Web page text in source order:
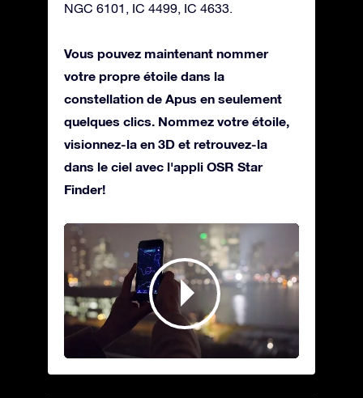
NGC 6101, IC 4499, IC 4633.
Vous pouvez maintenant nommer
votre propre étoile dans la
constellation de Apus en seulement
quelques clics. Nommez votre étoile,
visionnez-la en 3D et retrouvez-la
dans le ciel avec l'appli OSR Star
Finder!